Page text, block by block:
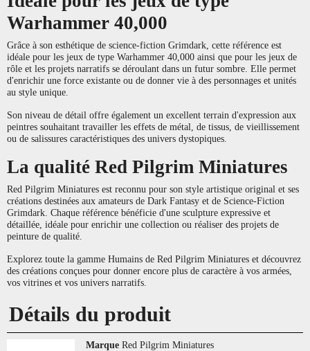
Warhammer 40,000
Grâce à son esthétique de science-fiction Grimdark, cette référence est
idéale pour les jeux de type Warhammer 40,000 ainsi que pour les jeux de
rôle et les projets narratifs se déroulant dans un futur sombre. Elle permet
d'enrichir une force existante ou de donner vie à des personnages et unités
au style unique.
Son niveau de détail offre également un excellent terrain d'expression aux
peintres souhaitant travailler les effets de métal, de tissus, de vieillissement
ou de salissures caractéristiques des univers dystopiques.
La qualité Red Pilgrim Miniatures
Red Pilgrim Miniatures est reconnu pour son style artistique original et ses
créations destinées aux amateurs de Dark Fantasy et de Science-Fiction
Grimdark. Chaque référence bénéficie d'une sculpture expressive et
détaillée, idéale pour enrichir une collection ou réaliser des projets de
peinture de qualité.
Explorez toute la gamme Humains de Red Pilgrim Miniatures et découvrez
des créations conçues pour donner encore plus de caractère à vos armées,
vos vitrines et vos univers narratifs.
Détails du produit
Marque Red Pilgrim Miniatures